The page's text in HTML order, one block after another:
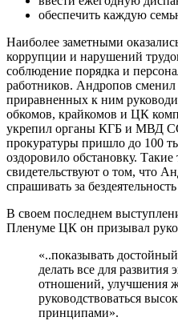
обеспечить каждую
Наиболее заметными
коррупции и нарушений
соблюдение порядка и
работников. Андропов
приравненных к ним
обкомов, крайкомов и ЦК
укрепил органы КГБ и МВД
прокуратуры пришло до 100
оздоровило обстановку.
свидетельствуют о том, что
спрашивать за
В своем последнем
Пленуме ЦК он призывал
«..показывать
делать все для
отношений, улучшения
руководствоваться
принципами».